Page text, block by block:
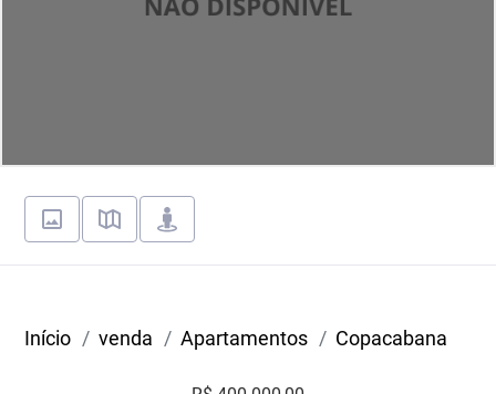
Início venda Apartamentos Copacabana